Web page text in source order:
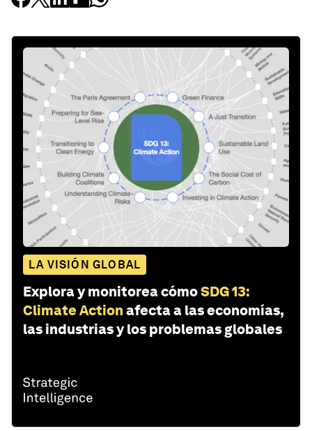
LA VISIÓN GLOBAL
Explora y monitorea cómoSDG 13:
Climate Action afecta a las economías,
las industrias y los problemas globales